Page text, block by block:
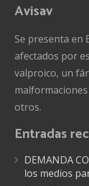
Avisav
Se presenta en
afectados por
valproico, un
otros.
Entradas
DEMANDA
los medios